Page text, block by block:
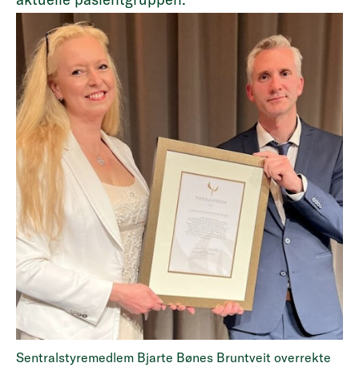
Sentralstyremedlem Bjarte Bønes Bruntveit overrekte